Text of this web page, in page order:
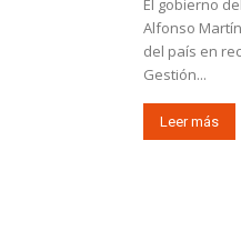
El gobierno
Alfonso
del país en
Gestión...
Leer más